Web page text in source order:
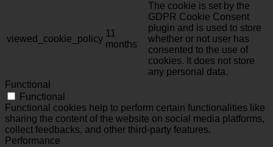
viewed_cookie_policy
11
months
The cookie is set by the
GDPR Cookie Consent
plugin and is used to store
whether or not user has
consented to the use of
cookies. It does not store
any personal data.
Functional
Functional
Functional cookies help to perform certain functionalities like
sharing the content of the website on social media platforms,
collect feedbacks, and other third-party features.
Performance